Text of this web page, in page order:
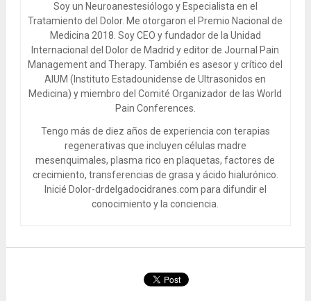
Soy un Neuroanestesiólogo y Especialista en el
Tratamiento del Dolor. Me otorgaron el Premio Nacional de
Medicina 2018. Soy CEO y fundador de la Unidad
Internacional del Dolor de Madrid y editor de Journal Pain
Management and Therapy. También es asesor y crítico del
AIUM (Instituto Estadounidense de Ultrasonidos en
Medicina) y miembro del Comité Organizador de las World
Pain Conferences.
Tengo más de diez años de experiencia con terapias
regenerativas que incluyen células madre
mesenquimales, plasma rico en plaquetas, factores de
crecimiento, transferencias de grasa y ácido hialurónico.
Inicié Dolor-drdelgadocidranes.com para difundir el
conocimiento y la conciencia.